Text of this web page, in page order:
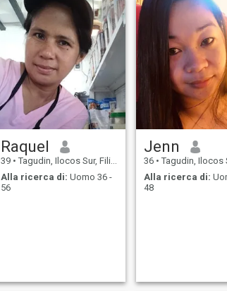
Raquel
39 • Tagudin, Ilocos Sur, Filippine
Alla ricerca di: Uomo 36 -
56
Jenn
36 • Tagudin, Ilocos Sur,
Alla ricerca di:
48